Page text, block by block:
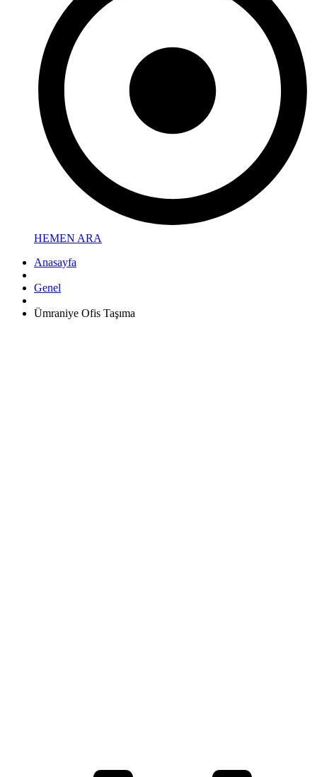
HEMEN ARA
Anasayfa
Genel
Ümraniye Ofis Taşıma